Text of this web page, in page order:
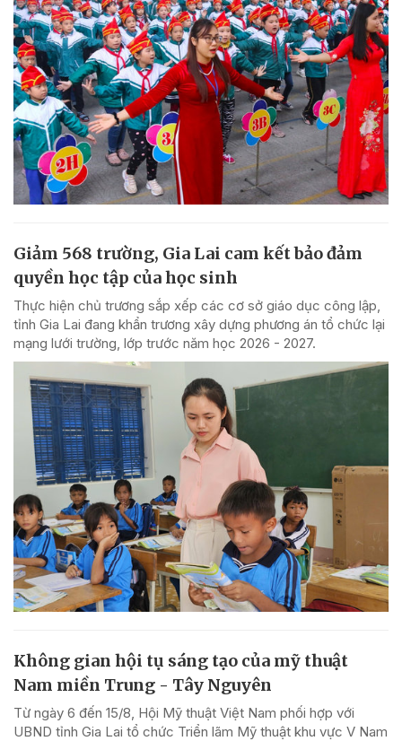
Giảm 568 trường, Gia Lai cam kết bảo đảm
quyền học tập của học sinh
Thực hiện chủ trương sắp xếp các cơ sở giáo dục công lập,
tỉnh Gia Lai đang khẩn trương xây dựng phương án tổ chức lại
mạng lưới trường, lớp trước năm học 2026 - 2027.
Không gian hội tụ sáng tạo của mỹ thuật
Nam miền Trung - Tây Nguyên
Từ ngày 6 đến 15/8, Hội Mỹ thuật Việt Nam phối hợp với
UBND tỉnh Gia Lai tổ chức Triển lãm Mỹ thuật khu vực V Nam